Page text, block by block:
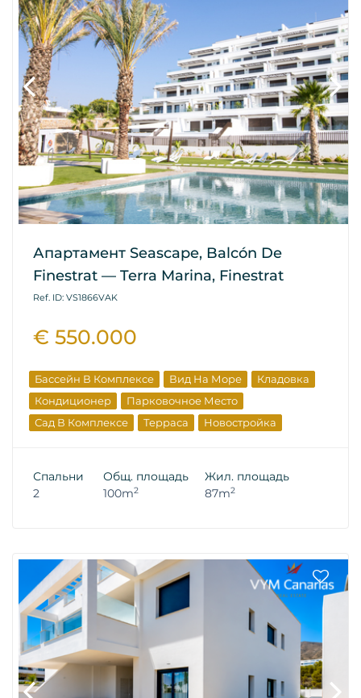
Апартамент Seascape, Balcón De
Finestrat — Terra Marina, Finestrat
Ref. ID: VS1866VAK
€ 550.000
Бассейн В Комплексе Вид На Море
Кладовка
Кондиционер
Парковочное Место
Сад В Комплексе
Терраса Новостройка
Спальни
2
Общ. площадь
100m2
Жил. площадь
87m2